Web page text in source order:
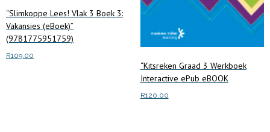
“Slimkoppe Lees! Vlak 3 Boek 3:
Vakansies (eBoek)”
(9781775951759)
R109.00
“Kitsreken Graad 3 Werkboek
Interactive ePub eBOOK
R120.00